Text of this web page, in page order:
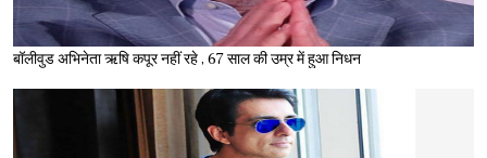
बॉलीवुड अभिनेता ऋषि कपूर नहीं रहे , 67 साल की उम्र में हुआ निधन